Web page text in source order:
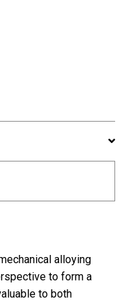
alloying
to form a
to both